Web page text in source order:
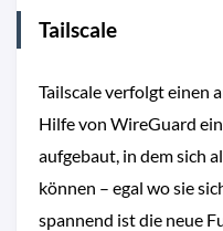
Tailscale
Tailscale verfolgt einen
Hilfe von WireGuard
aufgebaut, in dem sich
können – egal wo sie
spannend ist die neue